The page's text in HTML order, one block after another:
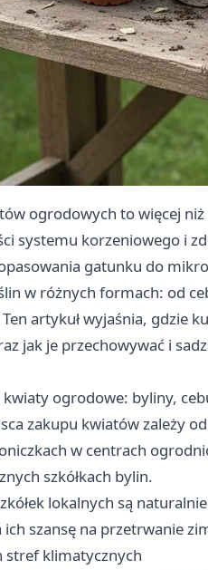
ogrodowych to więcej niż
systemu korzeniowego i
gatunku do
w różnych formach: od
artykuł wyjaśnia, gdzie
jak je przechowywać i
kwiaty ogrodowe: byliny,
zakupu kwiatów zależy
w centrach
szkółkach bylin.
lokalnych są
ich szansę na przetrwanie
stref klimatycznych